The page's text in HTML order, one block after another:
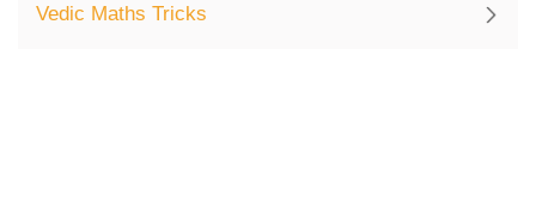
Vedic Maths Tricks